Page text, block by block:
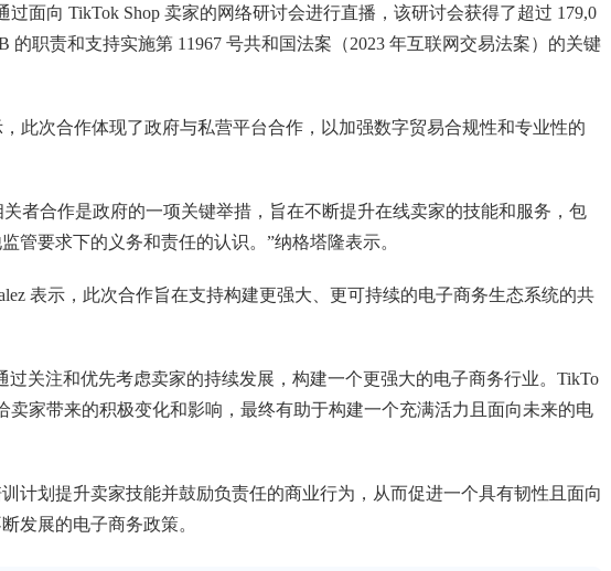
面向 TikTok Shop 卖家的网络研讨会进行直播，该研讨会获得了超过 179,0
的职责和支持实施第 11967 号共和国法案（2023 年互联网交易法案）的关键
，此次合作体现了政府与私营平台合作，以加强数字贸易合规性和专业性的
关者合作是政府的一项关键举措，旨在不断提升在线卖家的技能和服务，包
管要求下的义务和责任的认识。”纳格塔隆表示。
表示，此次合作旨在支持构建更强大、更可持续的电子商务生态系统的共
过关注和优先考虑卖家的持续发展，构建一个更强大的电子商务行业。TikTo
卖家带来的积极变化和影响，最终有助于构建一个充满活力且面向未来的电
计划提升卖家技能并鼓励负责任的商业行为，从而促进一个具有韧性且面向
发展的电子商务政策。